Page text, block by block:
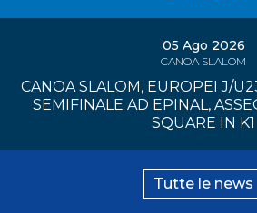
05 Ago 2026
CANOA SLALOM
CANOA SLALOM, EUROPEI J/
SEMIFINALE AD EPINAL,
SQUARE IN K1
Tutte le news